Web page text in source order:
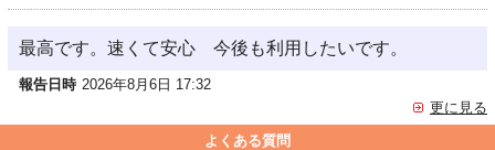
最高です。速くて安心 今後も利用したいです。
報告日時 2026年8月6日 17:32
更に見る
よくある質問